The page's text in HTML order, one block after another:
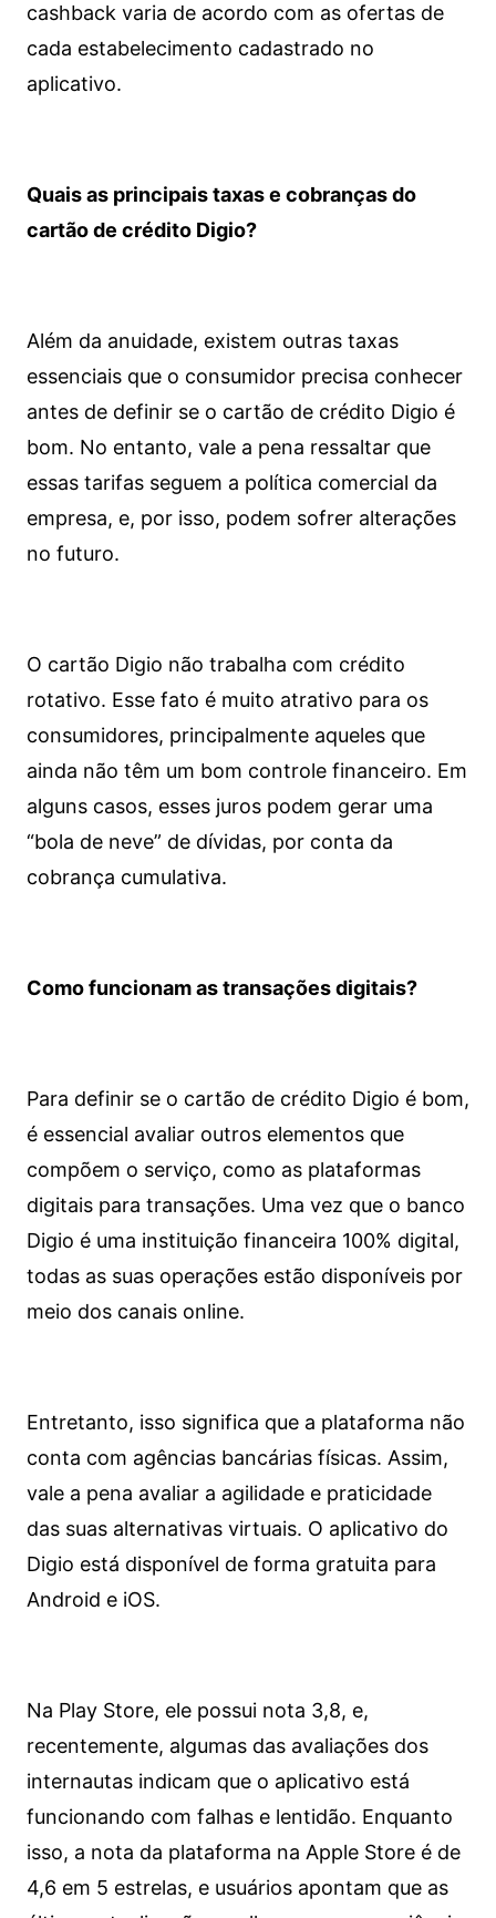
cashback varia de acordo com as ofertas de
cada estabelecimento cadastrado no
aplicativo.
Quais as principais taxas e cobranças do
cartão de crédito Digio?
Além da anuidade, existem outras taxas
essenciais que o consumidor precisa conhecer
antes de definir se o cartão de crédito Digio é
bom. No entanto, vale a pena ressaltar que
essas tarifas seguem a política comercial da
empresa, e, por isso, podem sofrer alterações
no futuro.
O cartão Digio não trabalha com crédito
rotativo. Esse fato é muito atrativo para os
consumidores, principalmente aqueles que
ainda não têm um bom controle financeiro. Em
alguns casos, esses juros podem gerar uma
“bola de neve” de dívidas, por conta da
cobrança cumulativa.
Como funcionam as transações digitais?
Para definir se o cartão de crédito Digio é bom,
é essencial avaliar outros elementos que
compõem o serviço, como as plataformas
digitais para transações. Uma vez que o banco
Digio é uma instituição financeira 100% digital,
todas as suas operações estão disponíveis por
meio dos canais online.
Entretanto, isso significa que a plataforma não
conta com agências bancárias físicas. Assim,
vale a pena avaliar a agilidade e praticidade
das suas alternativas virtuais. O aplicativo do
Digio está disponível de forma gratuita para
Android e iOS.
Na Play Store, ele possui nota 3,8, e,
recentemente, algumas das avaliações dos
internautas indicam que o aplicativo está
funcionando com falhas e lentidão. Enquanto
isso, a nota da plataforma na Apple Store é de
4,6 em 5 estrelas, e usuários apontam que as